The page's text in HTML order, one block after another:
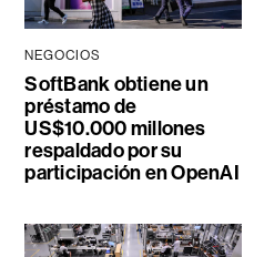
NEGOCIOS
SoftBank obtiene un
préstamo de
US$10.000 millones
respaldado por su
participación en OpenAI